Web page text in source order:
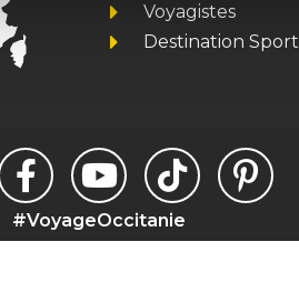
Voyagistes
Destination Sport
#VoyageOccitanie